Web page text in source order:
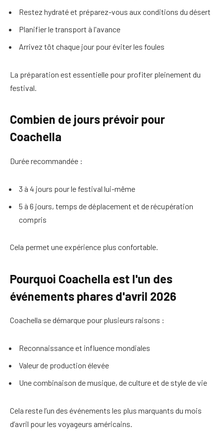
Restez hydraté et préparez-vous aux conditions du désert
Planifier le transport à l'avance
Arrivez tôt chaque jour pour éviter les foules
La préparation est essentielle pour profiter pleinement du
festival.
Combien de jours prévoir pour
Coachella
Durée recommandée :
3 à 4 jours pour le festival lui-même
5 à 6 jours, temps de déplacement et de récupération
compris
Cela permet une expérience plus confortable.
Pourquoi Coachella est l'un des
événements phares d'avril 2026
Coachella se démarque pour plusieurs raisons :
Reconnaissance et influence mondiales
Valeur de production élevée
Une combinaison de musique, de culture et de style de vie
Cela reste l’un des événements les plus marquants du mois
d’avril pour les voyageurs américains.